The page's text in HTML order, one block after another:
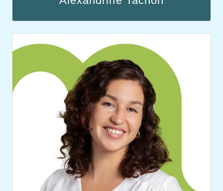
chez Médicalis. Experte en hypnose
conversationnelle et coordinatrice pédagogique,
elle transmet son savoir-faire aux soignants.
Diplômée en management des équipes de soins
et en psychiatrie, elle possède également des
certifications en formation médicale et en premiers
secours en santé mentale.